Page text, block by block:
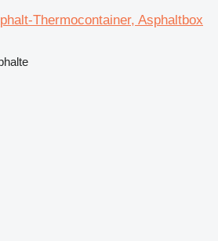
Thermocontainer, Asphaltbox